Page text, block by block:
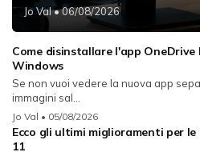
Jo Val• 06/08/2026
Come disinstallare l'app OneDrive
Windows
Se non vuoi vedere la nuova app
immagini sal...
Jo Val • 05/08/2026
Ecco gli ultimi miglioramenti per
11